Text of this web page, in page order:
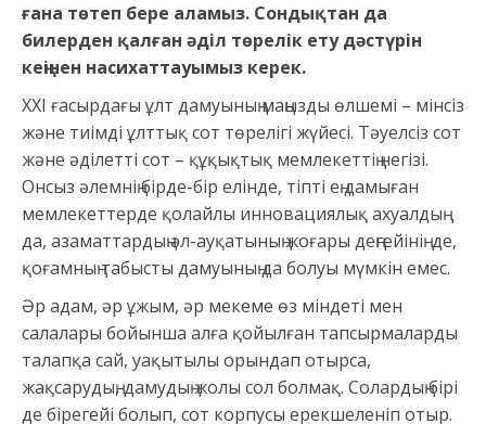
ғана төтеп бере аламыз. Сондықтан да
билерден қалған әділ төрелік ету дәстүрін
кеңінен насихаттауымыз керек.
ХХІ ғасырдағы ұлт дамуының маңызды өлшемі – мінсіз
және тиімді ұлттық сот төрелігі жүйесі. Тәуелсіз сот
және әділетті сот – құқықтық мемлекеттің негізі.
Онсыз әлемнің бірде-бір елінде, тіпті ең дамыған
мемлекеттерде қолайлы инновациялық ахуалдың
да, азаматтардың әл-ауқатының жоғары деңгейінің де,
қоғамның табысты дамуының да болуы мүмкін емес.
Әр адам, әр ұжым, әр мекеме өз міндеті мен
салалары бойынша алға қойылған тапсырмаларды
талапқа сай, уақытылы орындап отырса,
жақсарудың, дамудың жолы сол болмақ. Солардың бірі
де бірегейі болып, сот корпусы ерекшеленіп отыр.